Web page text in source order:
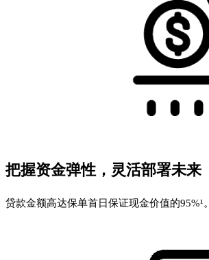
把握资金弹性，灵活部署未来
贷款金额高达保单首日保证现金价值的95%¹。